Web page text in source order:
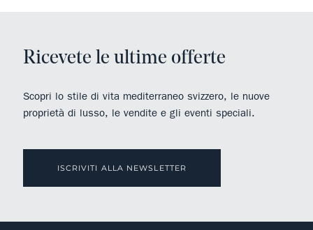
Ricevete le ultime offerte
Scopri lo stile di vita mediterraneo svizzero, le nuove
proprietà di lusso, le vendite e gli eventi speciali.
ISCRIVITI ALLA NEWSLETTER